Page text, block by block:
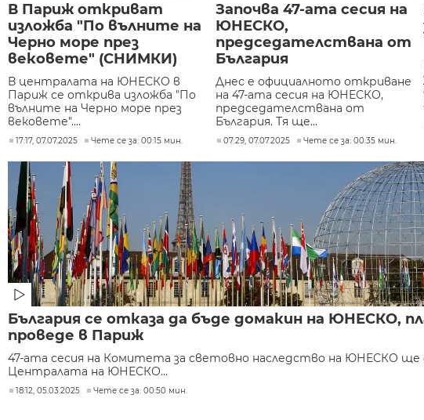
В Париж откриват
изложба "По вълните на
Черно море през
вековете" (СНИМКИ)
В централата на ЮНЕСКО в
Париж се открива изложба "По
вълните на Черно море през
вековете"....
17:17, 07.07.2025 Чете се за: 00:15 мин.
Започва 47-ата сесия на
ЮНЕСКО,
председателствана от
България
Днес е официалното откриване
на 47-ата сесия на ЮНЕСКО,
председателствана от
България. Тя ще...
07:29, 07.07.2025 Чете се за: 00:35 мин.
България се отказа да бъде домакин на ЮНЕСКО,
проведе в Париж
47-ата сесия на Комитета за световно наследство на ЮНЕСКО ще
Централата на ЮНЕСКО...
18:12, 05.03.2025 Чете се за: 00:50 мин.